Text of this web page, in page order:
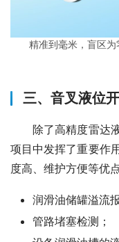
精准到毫米，盲区
三、音叉液位
除了高精度雷达液
项目中发挥了重要作
度高、维护方便等优
润滑油储罐溢流
管路堵塞检测；